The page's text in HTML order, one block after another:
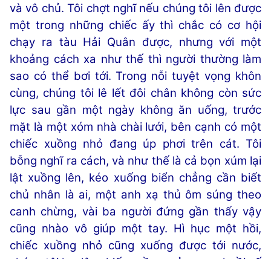
và vô chủ. Tôi chợt nghĩ nếu chúng tôi lên được
một trong những chiếc ấy thì chắc có cơ hội
chạy ra tàu Hải Quân được, nhưng với một
khoảng cách xa như thế thì người thường làm
sao có thể bơi tới. Trong nỗi tuyệt vọng khôn
cùng, chúng tôi lê lết đôi chân không còn sức
lực sau gần một ngày không ăn uống, trước
mặt là một xóm nhà chài lưới, bên cạnh có một
chiếc xuồng nhỏ đang úp phơi trên cát. Tôi
bỗng nghĩ ra cách, và như thế là cả bọn xúm lại
lật xuồng lên, kéo xuống biển chẳng cần biết
chủ nhân là ai, một anh xạ thủ ôm súng theo
canh chừng, vài ba người đứng gần thấy vậy
cũng nhào vô giúp một tay. Hì hục một hồi,
chiếc xuồng nhỏ cũng xuống được tới nước,